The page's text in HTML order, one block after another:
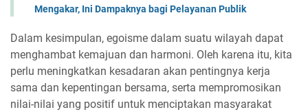
Mengakar, Ini Dampaknya bagi Pelayanan Publik
Dalam kesimpulan, egoisme dalam suatu wilayah dapat
menghambat kemajuan dan harmoni. Oleh karena itu, kita
perlu meningkatkan kesadaran akan pentingnya kerja
sama dan kepentingan bersama, serta mempromosikan
nilai-nilai yang positif untuk menciptakan masyarakat